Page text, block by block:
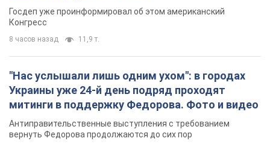
Госдеп уже проинформировал об этом американский
Конгресс
8 часов назад 11,9 т.
"Нас услышали лишь одним ухом": в городах
Украины уже 24-й день подряд проходят
митинги в поддержку Федорова. Фото и видео
Антиправительственные выступления с требованием
вернуть Федорова продолжаются до сих пор